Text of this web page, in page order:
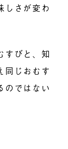
しさが変わ
すびと、知
同じおむす
のではない